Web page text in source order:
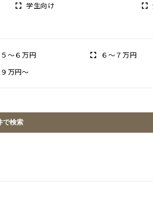
学生向け
５〜６万円 ６〜７万円
９万円～